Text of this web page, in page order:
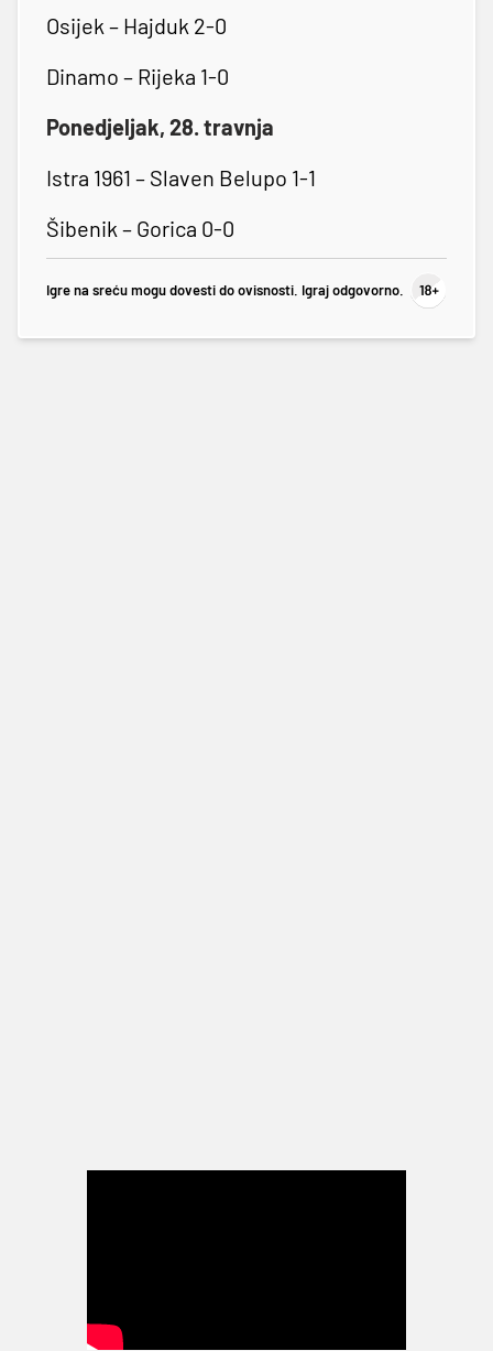
Osijek – Hajduk 2-0
Dinamo – Rijeka 1-0
Ponedjeljak, 28. travnja
Istra 1961 – Slaven Belupo 1-1
Šibenik – Gorica 0-0
Igre na sreću mogu dovesti do ovisnosti. Igraj odgovorno.